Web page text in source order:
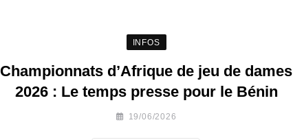
INFOS
Championnats d’Afrique de jeu de dames
2026 : Le temps presse pour le Bénin
19/06/2026